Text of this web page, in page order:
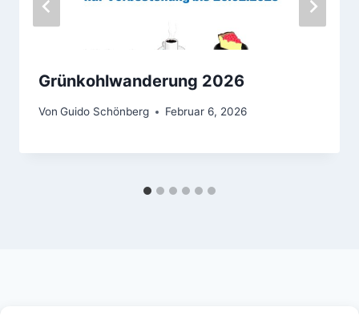
Grünkohlwanderung 2026
Von Guido Schönberg Februar 6, 2026